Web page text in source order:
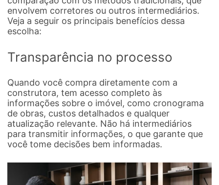
envolvem corretores ou outros intermediários.
Veja a seguir os principais benefícios dessa
escolha:
Transparência no processo
Quando você compra diretamente com a
construtora, tem acesso completo às
informações sobre o imóvel, como cronograma
de obras, custos detalhados e qualquer
atualização relevante. Não há intermediários
para transmitir informações, o que garante que
você tome decisões bem informadas.